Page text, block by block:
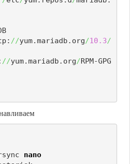
//yum.mariadb.org/10.3/
//yum.mariadb.org/RPM-GPG
nano